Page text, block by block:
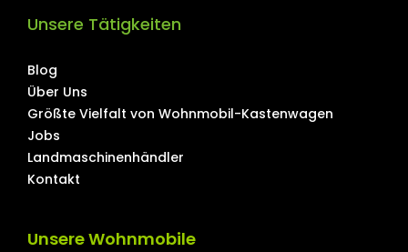
Unsere Tätigkeiten
Blog
Über Uns
Größte Vielfalt von Wohnmobil-Kastenwagen
Jobs
Landmaschinenhändler
Kontakt
Unsere Wohnmobile